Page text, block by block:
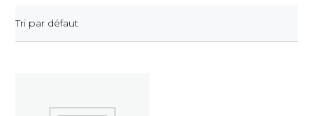
Tri par défaut